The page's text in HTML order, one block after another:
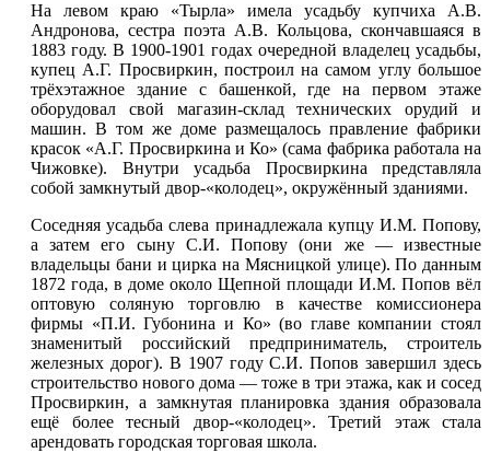
На левом краю «Тырла» имела усадьбу купчиха А.В.
Андронова, сестра поэта А.В. Кольцова, скончавшаяся в
1883 году. В 1900-1901 годах очередной владелец усадьбы,
купец А.Г. Просвиркин, построил на самом углу большое
трёхэтажное здание с башенкой, где на первом этаже
оборудовал свой магазин-склад технических орудий и
машин. В том же доме размещалось правление фабрики
красок «А.Г. Просвиркина и Ко» (сама фабрика работала на
Чижовке). Внутри усадьба Просвиркина представляла
собой замкнутый двор-«колодец», окружённый зданиями.
Соседняя усадьба слева принадлежала купцу И.М. Попову,
а затем его сыну С.И. Попову (они же — известные
владельцы бани и цирка на Мясницкой улице). По данным
1872 года, в доме около Щепной площади И.М. Попов вёл
оптовую соляную торговлю в качестве комиссионера
фирмы «П.И. Губонина и Ко» (во главе компании стоял
знаменитый российский предприниматель, строитель
железных дорог). В 1907 году С.И. Попов завершил здесь
строительство нового дома — тоже в три этажа, как и сосед
Просвиркин, а замкнутая планировка здания образовала
ещё более тесный двор-«колодец». Третий этаж стала
арендовать городская торговая школа.